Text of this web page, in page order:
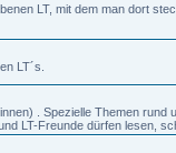
LT, mit dem man dort
LT´s.
. Spezielle Themen rund
LT-Freunde dürfen lesen,